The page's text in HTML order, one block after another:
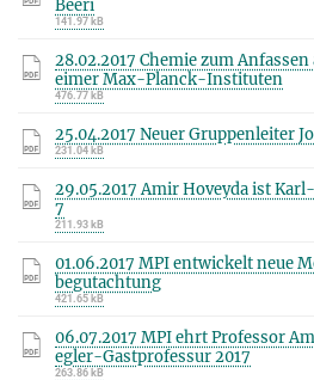
Beeri
141.97 kB
28.02.2017 Chemie zum
eimer Max-Planck-Instituten
476.77 kB
25.04.2017 Neuer Gruppenleiter
231.04 kB
29.05.2017 Amir Hoveyda ist
7
211.93 kB
01.06.2017 MPI entwickelt neue
begutachtung
421.65 kB
06.07.2017 MPI ehrt Professor
egler-Gastprofessur 2017
263.86 kB